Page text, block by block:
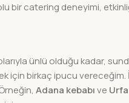
bir catering deneyimi,
ünlü olduğu kadar,
için birkaç ipucu
Adana kebabıve